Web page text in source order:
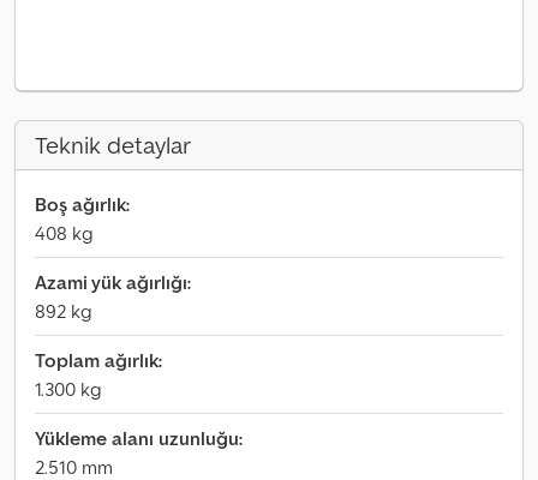
Teknik detaylar
Boş ağırlık:
408 kg
Azami yük ağırlığı:
892 kg
Toplam ağırlık:
1.300 kg
Yükleme alanı uzunluğu:
2.510 mm